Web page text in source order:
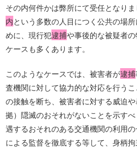
その内何件かは弊所にて受任となりま
内という多数の人目につく公共の場
めに、現行犯逮捕や事後的な被疑者
ケースも多くあります。
このようなケースでは、被害者が逮捕
査機関に対して協力的な対応を行う
の接触を断ち、被害者に対する威迫
拠）隠滅のおそれがないことを示す
遇するおそれのある交通機関の利用
による監督を徹底する等して、身柄